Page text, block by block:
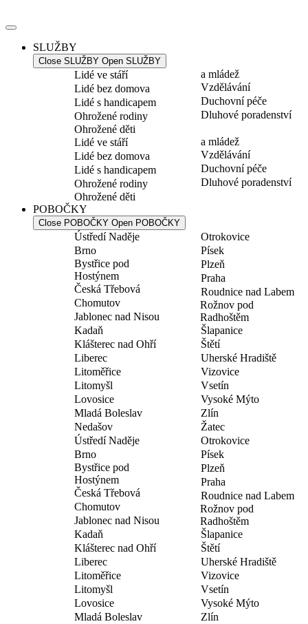
k
SLUŽBY
Close SLUŽBY Open SLUŽBY
Lidé ve stáří
Lidé bez domova
Lidé s handicapem
Ohrožené rodiny
Ohrožené děti
a mládež
Vzdělávání
Duchovní péče
Dluhové poradenství
Lidé ve stáří
Lidé bez domova
Lidé s handicapem
Ohrožené rodiny
Ohrožené děti
a mládež
Vzdělávání
Duchovní péče
Dluhové poradenství
POBOČKY
Close POBOČKY Open POBOČKY
Ústředí Naděje
Brno
Bystřice pod
Hostýnem
Česká Třebová
Chomutov
Jablonec nad Nisou
Kadaň
Klášterec nad Ohří
Liberec
Litoměřice
Litomyšl
Lovosice
Mladá Boleslav
Nedašov
Otrokovice
Písek
Plzeň
Praha
Roudnice nad Labem
Rožnov pod
Radhoštěm
Šlapanice
Štětí
Uherské Hradiště
Vizovice
Vsetín
Vysoké Mýto
Zlín
Žatec
Ústředí Naděje
Brno
Bystřice pod
Hostýnem
Česká Třebová
Chomutov
Jablonec nad Nisou
Kadaň
Klášterec nad Ohří
Liberec
Litoměřice
Litomyšl
Lovosice
Mladá Boleslav
Otrokovice
Písek
Plzeň
Praha
Roudnice nad Labem
Rožnov pod
Radhoštěm
Šlapanice
Štětí
Uherské Hradiště
Vizovice
Vsetín
Vysoké Mýto
Zlín